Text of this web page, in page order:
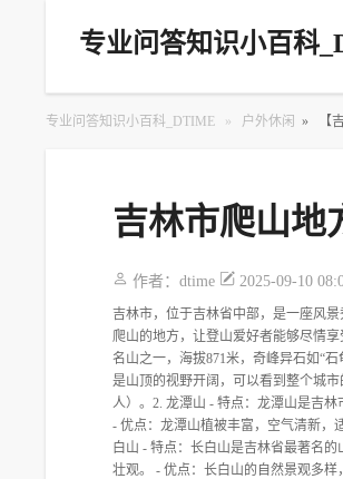
专业问答知识小百科
专业问答知识小百科_DTIME » 户外休闲 » 【
吉林市爬山地
作者：dtime 2025-09-10
吉林市，位于吉林省中部，是一座风
爬山的地方，让登山爱好者能够尽情
名山之一，海拔871米，奇峰异石如“
是山顶的视野开阔，可以看到整个城
人）。2. 龙潭山 - 特点：龙潭山是吉
- 优点：龙潭山植被丰富，空气清新，
白山 - 特点：长白山是吉林省最著名
壮观。 - 优点：长白山的自然景观多